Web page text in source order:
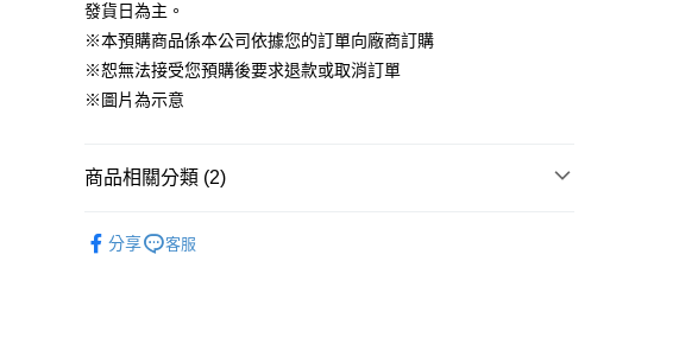
運送方式
全家取貨付款
每筆NT$65，滿NT$1,300(含以上)免運費
每筆NT$65，滿NT$1,300(含以上)免運費
每筆NT$9,999
發貨日為主。
※本預購商品係本公司依據您的訂單向廠商訂購
※恕無法接受您預購後要求退款或取消訂單
※圖片為示意
商品相關分類 (2)
莉蓮
■文具/吊飾/紙製/胸章/壓克力立牌/掛繩
分享 客服